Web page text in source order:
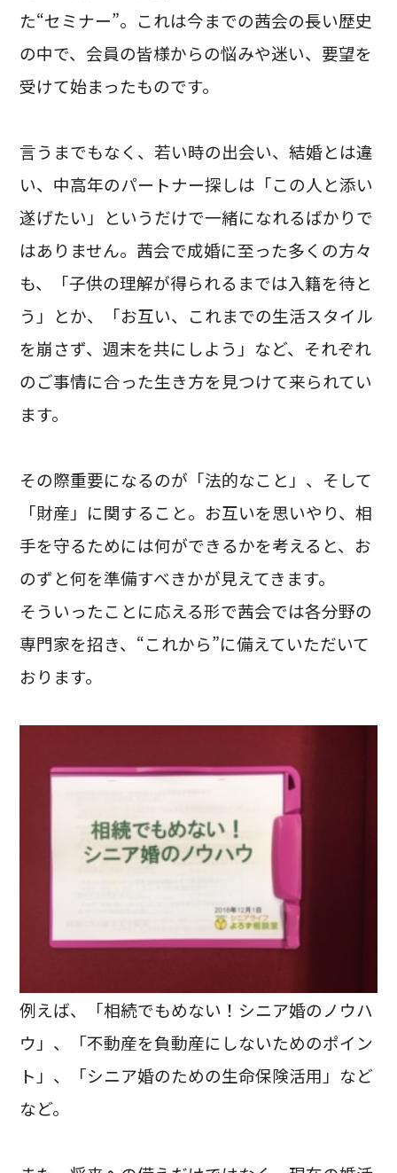
た“セミナー”。これは今までの茜会の長い歴史
の中で、会員の皆様からの悩みや迷い、要望を
受けて始まったものです。
言うまでもなく、若い時の出会い、結婚とは違
い、中高年のパートナー探しは「この人と添い
遂げたい」というだけで一緒になれるばかりで
はありません。茜会で成婚に至った多くの方々
も、「子供の理解が得られるまでは入籍を待と
う」とか、「お互い、これまでの生活スタイル
を崩さず、週末を共にしよう」など、それぞれ
のご事情に合った生き方を見つけて来られてい
ます。
その際重要になるのが「法的なこと」、そして
「財産」に関すること。お互いを思いやり、相
手を守るためには何ができるかを考えると、お
のずと何を準備すべきかが見えてきます。
そういったことに応える形で茜会では各分野の
専門家を招き、“これから”に備えていただいて
おります。
例えば、「相続でもめない！シニア婚のノウハ
ウ」、「不動産を負動産にしないためのポイン
ト」、「シニア婚のための生命保険活用」など
など。